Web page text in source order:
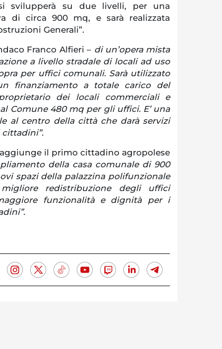
svilupperà su due livelli, per una
di circa 900 mq, e sarà realizzata
Generali”.
Franco Alfieri – di un’opera mista
a livello stradale di locali ad uso
per uffici comunali. Sarà utilizzato
finanziamento a totale carico del
dei locali commerciali e
Comune 480 mq per gli uffici. E’ una
al centro della città che darà servizi
il primo cittadino agropolese
della casa comunale di 900
spazi della palazzina polifunzionale
redistribuzione degli uffici
funzionalità e dignità per i